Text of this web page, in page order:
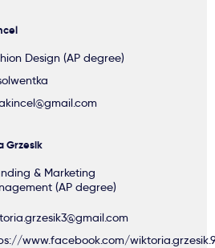
Design (AP degree)
Grzesik
& Marketing
(AP degree)
www.facebook.com/